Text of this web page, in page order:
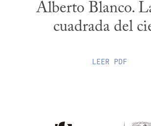
Alberto Blanco.
cuadrada del
LEER PDF